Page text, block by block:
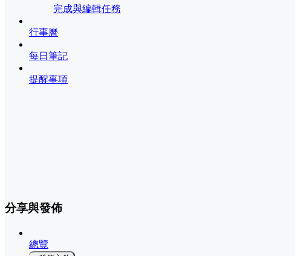
完成與編輯任務
行事曆
每日筆記
提醒事項
分享與發佈
總覽